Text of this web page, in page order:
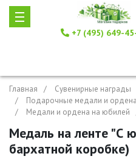
+7 (495) 649-
Главная
Сувенирные награды
Подарочные медали и ордена
Медали и ордена на юбилей
Медаль на ленте "С
бархатной коробке)